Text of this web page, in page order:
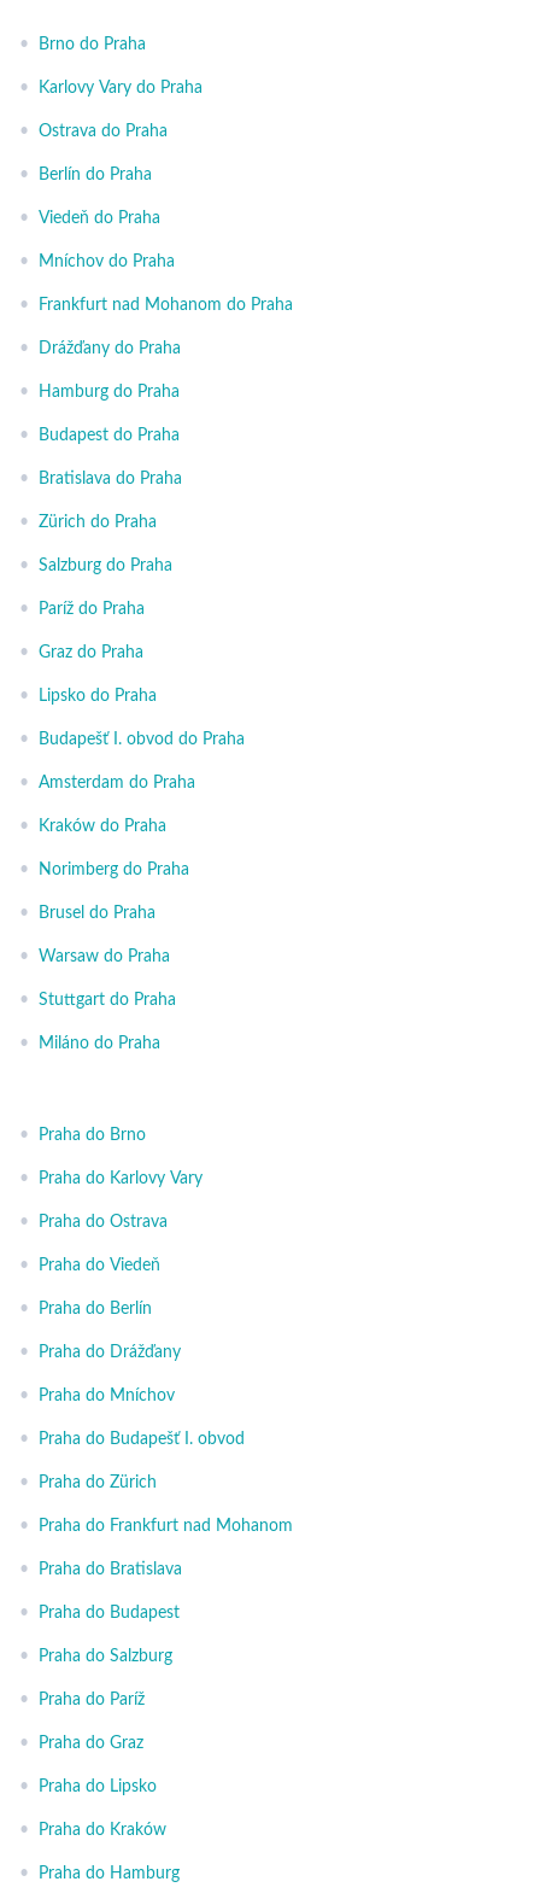
• Brno do Praha
• Karlovy Vary do Praha
• Ostrava do Praha
• Berlín do Praha
• Viedeň do Praha
• Mníchov do Praha
• Frankfurt nad Mohanom do Praha
• Drážďany do Praha
• Hamburg do Praha
• Budapest do Praha
• Bratislava do Praha
• Zürich do Praha
• Salzburg do Praha
• Paríž do Praha
• Graz do Praha
• Lipsko do Praha
• Budapešť I. obvod do Praha
• Amsterdam do Praha
• Kraków do Praha
• Norimberg do Praha
• Brusel do Praha
• Warsaw do Praha
• Stuttgart do Praha
• Miláno do Praha
• Praha do Brno
• Praha do Karlovy Vary
• Praha do Ostrava
• Praha do Viedeň
• Praha do Berlín
• Praha do Drážďany
• Praha do Mníchov
• Praha do Budapešť I. obvod
• Praha do Zürich
• Praha do Frankfurt nad Mohanom
• Praha do Bratislava
• Praha do Budapest
• Praha do Salzburg
• Praha do Paríž
• Praha do Graz
• Praha do Lipsko
• Praha do Kraków
• Praha do Hamburg